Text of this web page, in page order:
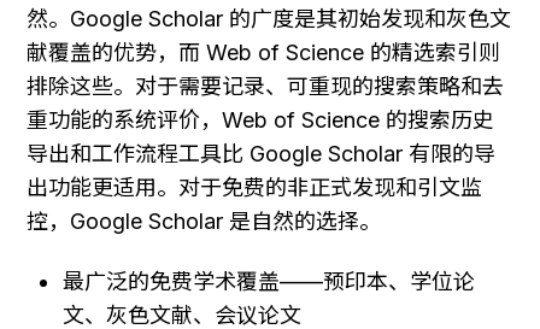
然。Google Scholar 的广度是其初始发现和灰色文
献覆盖的优势，而 Web of Science 的精选索引则
排除这些。对于需要记录、可重现的搜索策略和去
重功能的系统评价，Web of Science 的搜索历史
导出和工作流程工具比 Google Scholar 有限的导
出功能更适用。对于免费的非正式发现和引文监
控，Google Scholar 是自然的选择。
最广泛的免费学术覆盖——预印本、学位论
文、灰色文献、会议论文